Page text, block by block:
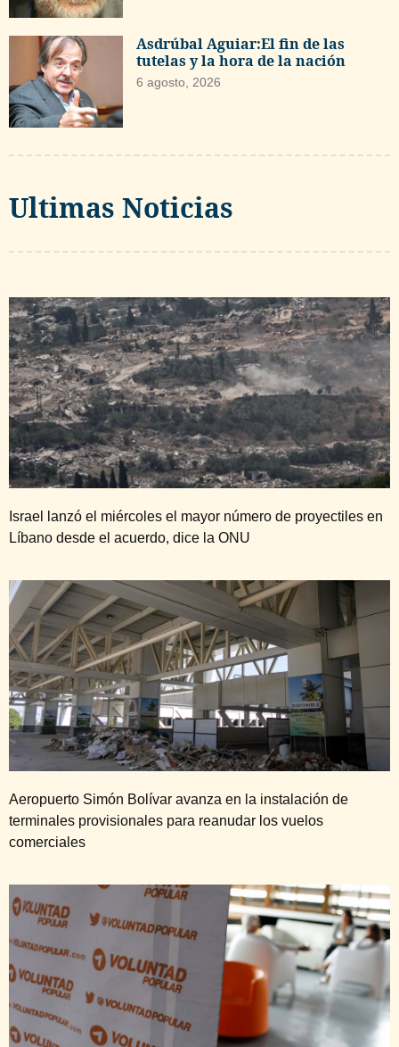
Asdrúbal Aguiar:El fin de las
tutelas y la hora de la nación
6 agosto, 2026
Ultimas Noticias
Israel lanzó el miércoles el mayor número de proyectiles en
Líbano desde el acuerdo, dice la ONU
Aeropuerto Simón Bolívar avanza en la instalación de
terminales provisionales para reanudar los vuelos
comerciales